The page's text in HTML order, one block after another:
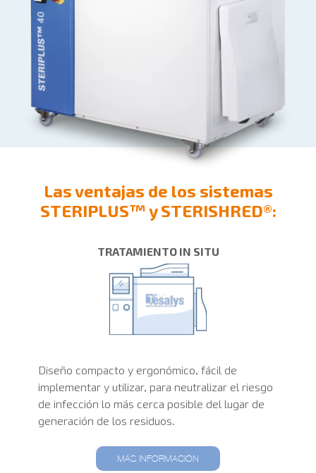
Las ventajas de los sistemas
STERIPLUS™ y STERISHRED®:
TRATAMIENTO IN SITU
Diseño compacto y ergonómico, fácil de
implementar y utilizar, para neutralizar el riesgo
de infección lo más cerca posible del lugar de
generación de los residuos.
MÁS INFORMACIÓN